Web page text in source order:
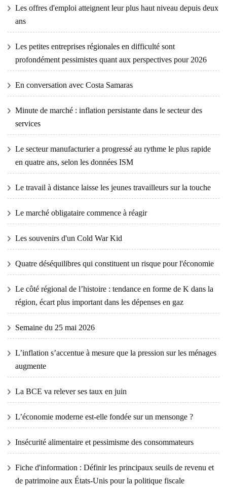
Les offres d'emploi atteignent leur plus haut niveau depuis deux
ans
Les petites entreprises régionales en difficulté sont
profondément pessimistes quant aux perspectives pour 2026
En conversation avec Costa Samaras
Minute de marché : inflation persistante dans le secteur des
services
Le secteur manufacturier a progressé au rythme le plus rapide
en quatre ans, selon les données ISM
Le travail à distance laisse les jeunes travailleurs sur la touche
Le marché obligataire commence à réagir
Les souvenirs d'un Cold War Kid
Quatre déséquilibres qui constituent un risque pour l'économie
Le côté régional de l’histoire : tendance en forme de K dans la
région, écart plus important dans les dépenses en gaz
Semaine du 25 mai 2026
L’inflation s’accentue à mesure que la pression sur les ménages
augmente
La BCE va relever ses taux en juin
L’économie moderne est-elle fondée sur un mensonge ?
Insécurité alimentaire et pessimisme des consommateurs
Fiche d'information : Définir les principaux seuils de revenu et
de patrimoine aux États-Unis pour la politique fiscale